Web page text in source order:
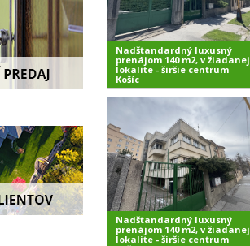
Nadštandardný luxusný
prenájom 140 m2, v žiadanej
lokalite - širšie centrum
Košíc
Nadštandardný luxusný
prenájom 140 m2, v žiadanej
lokalite - širšie centrum